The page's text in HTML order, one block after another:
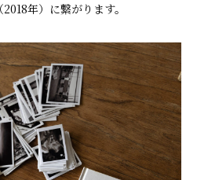
年）に繋がります。